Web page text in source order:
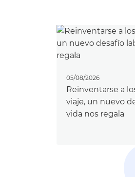
05/08/2026
Reinventarse a
viaje, un nuevo
vida nos regala